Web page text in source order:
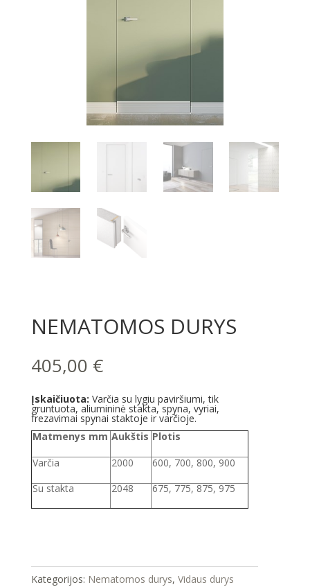
NEMATOMOS DURYS
405,00 €
Įskaičiuota: Varčia su lygiu paviršiumi, tik
gruntuota, aliumininė stakta, spyna, vyriai,
frezavimai spynai staktoje ir varčioje.
Matmenys mm Aukštis Plotis
Varčia
2000
600, 700, 800, 900
Su stakta
2048 675, 775, 875, 975
Kategorijos: Nematomos durys, Vidaus durys